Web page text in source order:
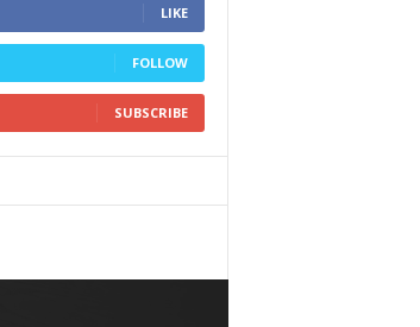
LIKE
FOLLOW
SUBSCRIBE